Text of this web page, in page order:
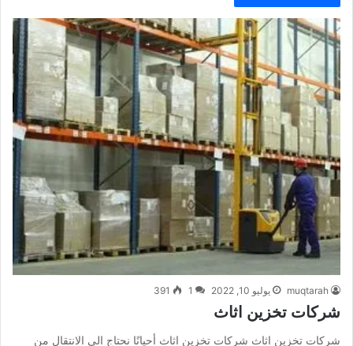
muqtarah يوليو 10, 2022 1
391
شركات تخزين اثاث
شركات تخزين اثاث شركات تخزين اثاث أحيانًا نحتاج الى الانتقال من